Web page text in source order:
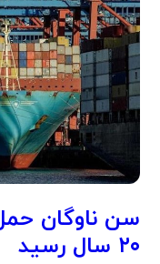
سن ناوگان
۲۰ سال رسید